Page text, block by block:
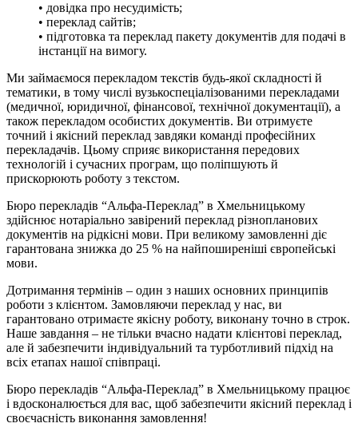
• довідка про несудимість;
• переклад сайтів;
• підготовка та переклад пакету документів для подачі в
інстанції на вимогу.
Ми займаємося перекладом текстів будь-якої складності й
тематики, в тому числі вузькоспеціалізованими перекладами
(медичної, юридичної, фінансової, технічної документації), а
також перекладом особистих документів. Ви отримуєте
точний і якісний переклад завдяки команді професійних
перекладачів. Цьому сприяє використання передових
технологій і сучасних програм, що поліпшують й
прискорюють роботу з текстом.
Бюро перекладів “Альфа-Переклад” в Хмельницькому
здійснює нотаріально завірений переклад різнопланових
документів на рідкісні мови. При великому замовленні діє
гарантована знижка до 25 % на найпоширеніші європейські
мови.
Дотримання термінів – один з наших основних принципів
роботи з клієнтом. Замовляючи переклад у нас, ви
гарантовано отримаєте якісну роботу, виконану точно в строк.
Наше завдання – не тільки вчасно надати клієнтові переклад,
але й забезпечити індивідуальний та турботливий підхід на
всіх етапах нашої співпраці.
Бюро перекладів “Альфа-Переклад” в Хмельницькому працює
і вдосконалюється для вас, щоб забезпечити якісний переклад і
своєчасність виконання замовлення!